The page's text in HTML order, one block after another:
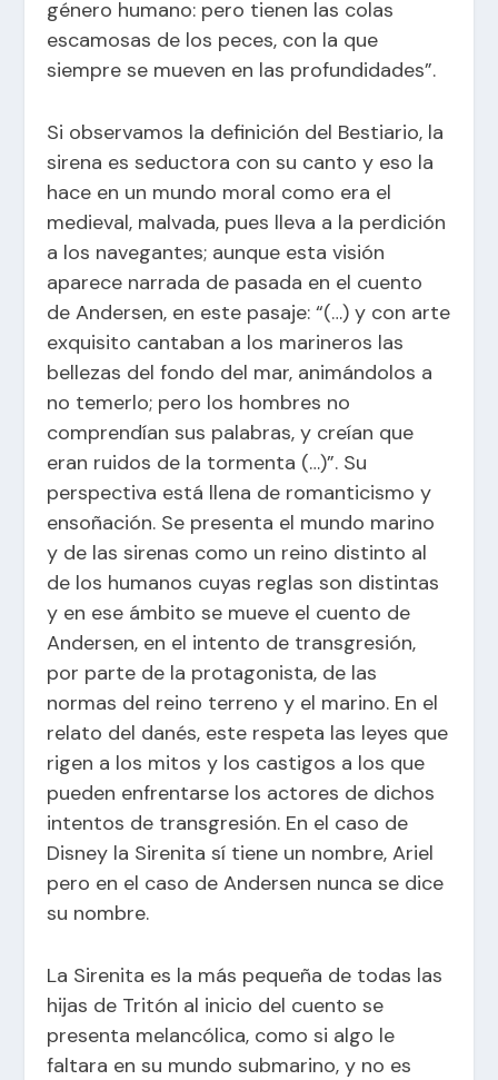
género humano: pero tienen las colas
escamosas de los peces, con la que
siempre se mueven en las profundidades”.
Si observamos la definición del Bestiario, la
sirena es seductora con su canto y eso la
hace en un mundo moral como era el
medieval, malvada, pues lleva a la perdición
a los navegantes; aunque esta visión
aparece narrada de pasada en el cuento
de Andersen, en este pasaje: “(…) y con arte
exquisito cantaban a los marineros las
bellezas del fondo del mar, animándolos a
no temerlo; pero los hombres no
comprendían sus palabras, y creían que
eran ruidos de la tormenta (…)”. Su
perspectiva está llena de romanticismo y
ensoñación. Se presenta el mundo marino
y de las sirenas como un reino distinto al
de los humanos cuyas reglas son distintas
y en ese ámbito se mueve el cuento de
Andersen, en el intento de transgresión,
por parte de la protagonista, de las
normas del reino terreno y el marino. En el
relato del danés, este respeta las leyes que
rigen a los mitos y los castigos a los que
pueden enfrentarse los actores de dichos
intentos de transgresión. En el caso de
Disney la Sirenita sí tiene un nombre, Ariel
pero en el caso de Andersen nunca se dice
su nombre.
La Sirenita es la más pequeña de todas las
hijas de Tritón al inicio del cuento se
presenta melancólica, como si algo le
faltara en su mundo submarino, y no es